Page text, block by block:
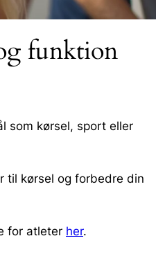
funktion
som kørsel, sport eller
til kørsel og forbedre din
for atleter her.